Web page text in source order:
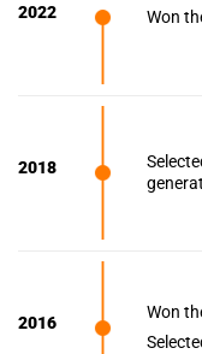
2022 Won
2018
2016
Won